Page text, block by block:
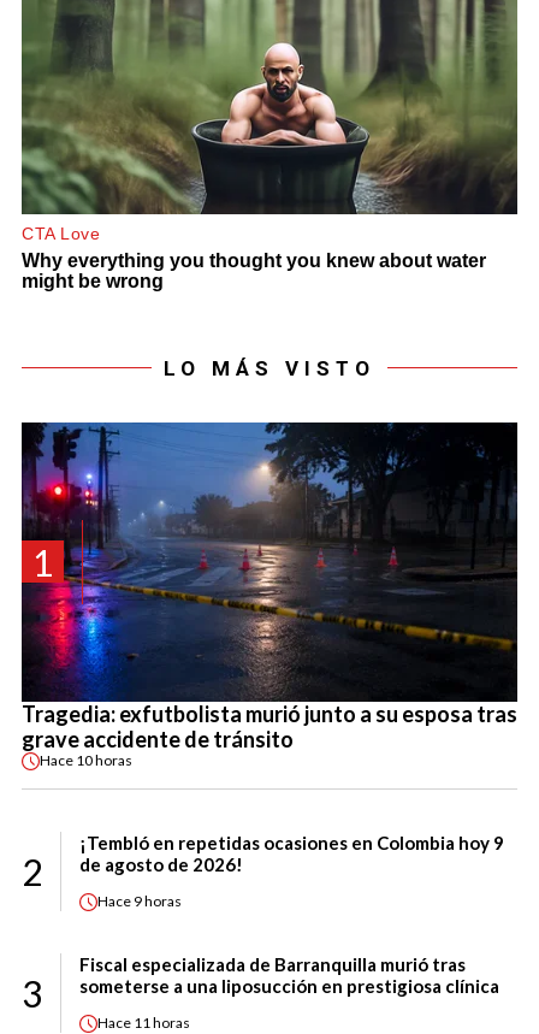
LO MÁS VISTO
1
Tragedia: exfutbolista murió junto a su esposa tras
grave accidente de tránsito
Hace 10 horas
2
¡Tembló en repetidas ocasiones en Colombia hoy 9
de agosto de 2026!
Hace 9 horas
3
Fiscal especializada de Barranquilla murió tras
someterse a una liposucción en prestigiosa clínica
Hace 11 horas